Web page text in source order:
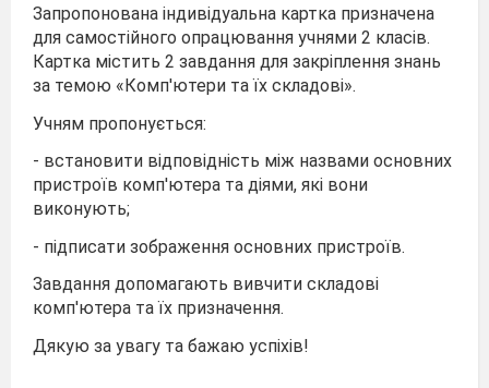
Запропонована індивідуальна картка призначена
для самостійного опрацювання учнями 2 класів.
Картка містить 2 завдання для закріплення знань
за темою «Комп'ютери та їх складові».
Учням пропонується:
- встановити відповідність між назвами основних
пристроїв комп'ютера та діями, які вони
виконують;
- підписати зображення основних пристроїв.
Завдання допомагають вивчити складові
комп'ютера та їх призначення.
Дякую за увагу та бажаю успіхів!